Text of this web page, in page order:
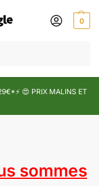
0
😍 PRIX MALINS ET
sommes